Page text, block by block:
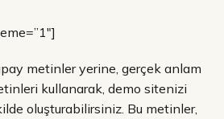
metinler yerine, gerçek anlam
kullanarak, demo sitenizi
oluşturabilirsiniz. Bu metinler,